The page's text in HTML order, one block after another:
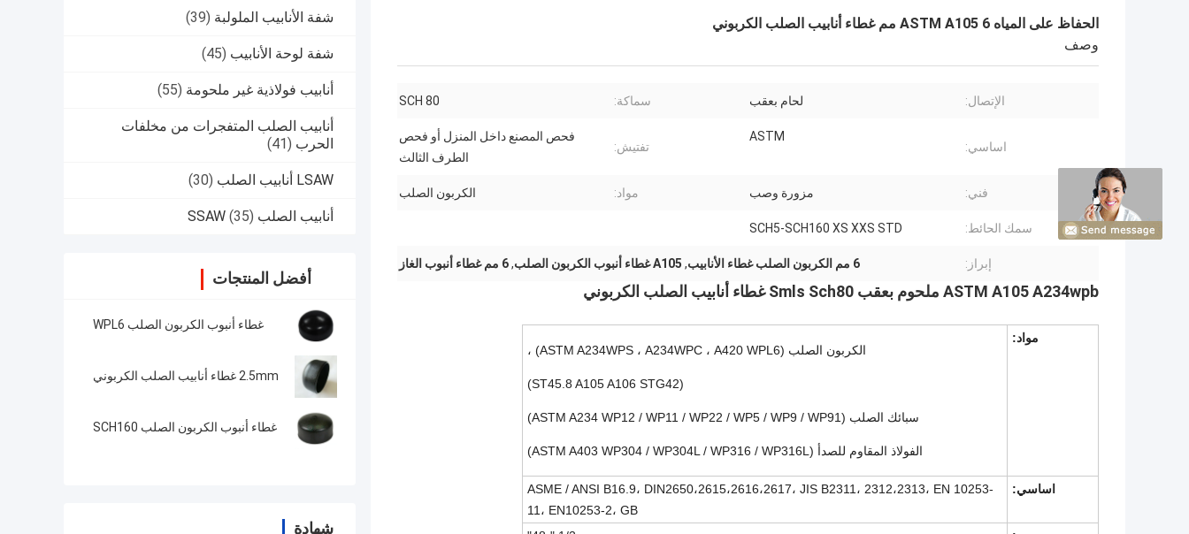
شفة الأنابيب الملولبة (39)
شفة لوحة الأنابيب (45)
أنابيب فولاذية غير ملحومة (55)
أنابيب الصلب المتفجرات من مخلفات
الحرب (41)
LSAW أنابيب الصلب (30)
أنابيب الصلب SSAW (35)
أفضل المنتجات
غطاء أنبوب الكربون الصلب WPL6
2.5mm غطاء أنابيب الصلب الكربوني
غطاء أنبوب الكربون الصلب SCH160
شهادة
الحفاظ على المياه ASTM A105 6 مم غطاء أنابيب الصلب الكربوني
وصف
الإتصال: لحام بعقب سماكة: SCH 80
اساسي:
ASTM
تفتيش:
فحص المصنع داخل المنزل أو فحص
الطرف الثالث
فني: مزورة وصب مواد: الكربون الصلب
سمك الحائط: SCH5-SCH160 XS XXS STD
إبراز: 6 مم الكربون الصلب غطاء الأنابيب , A105 غطاء أنبوب الكربون الصلب ,6 مم غطاء أنبوب الغاز
ASTM A105 A234wpb ملحوم بعقب Smls Sch80 غطاء أنابيب الصلب الكربوني
مواد:
الكربون الصلب (ASTM A234WPS ، A234WPC ، A420 WPL6) ،
(ST45.8 A105 A106 STG42)
سبائك الصلب (ASTM A234 WP12 / WP11 / WP22 / WP5 / WP9 / WP91)
الفولاذ المقاوم للصدأ (ASTM A403 WP304 / WP304L / WP316 / WP316L)
اساسي:
ASME / ANSI B16.9، DIN2650،2615،2616،2617، JIS B2311، 2312،2313، EN 10253-
11، EN10253-2، GB